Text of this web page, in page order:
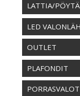
LATTIA/PÖYTÄ
LED
OUTLET
PLAFONDIT
PORRASVALOT